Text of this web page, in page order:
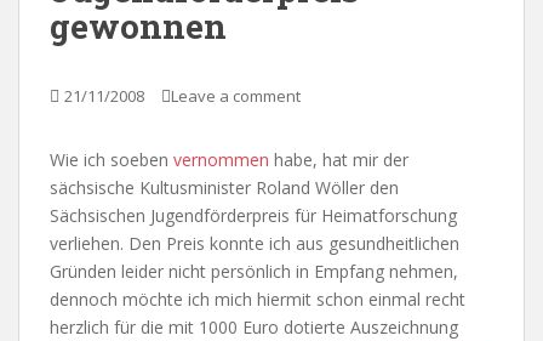
gewonnen
21/11/2008 Leave a comment
Wie ich soeben vernommen habe, hat mir der
sächsische Kultusminister Roland Wöller den
Sächsischen Jugendförderpreis für Heimatforschung
verliehen. Den Preis konnte ich aus gesundheitlichen
Gründen leider nicht persönlich in Empfang nehmen,
dennoch möchte ich mich hiermit schon einmal recht
herzlich für die mit 1000 Euro dotierte Auszeichnung